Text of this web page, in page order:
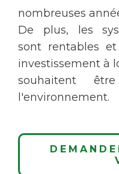
nombreuses
De plus, les
sont rentables
investissement à
souhaitent
l'environnement.